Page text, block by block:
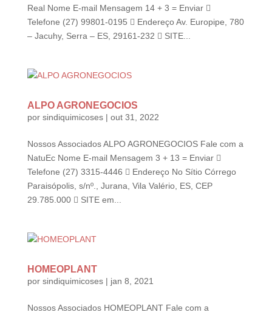
Real Nome E-mail Mensagem 14 + 3 = Enviar 
Telefone (27) 99801-0195  Endereço Av. Europipe, 780
– Jacuhy, Serra – ES, 29161-232  SITE...
ALPO AGRONEGOCIOS
por sindiquimicoses| out 31, 2022
Nossos Associados ALPO AGRONEGOCIOS Fale com a
NatuEc Nome E-mail Mensagem 3 + 13 = Enviar 
Telefone (27) 3315-4446  Endereço No Sítio Córrego
Paraisópolis, s/nº., Jurana, Vila Valério, ES, CEP
29.785.000  SITE em...
HOMEOPLANT
por sindiquimicoses| jan 8, 2021
Nossos Associados HOMEOPLANT Fale com a